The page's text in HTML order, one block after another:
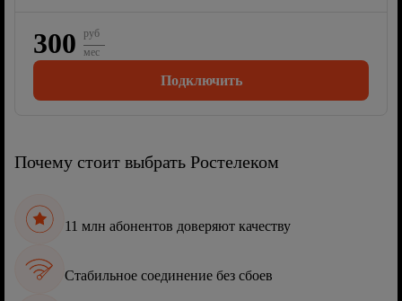
300
руб
мес
Подключить
Почему стоит выбрать Ростелеком
11 млн абонентов доверяют качеству
Стабильное соединение без сбоев